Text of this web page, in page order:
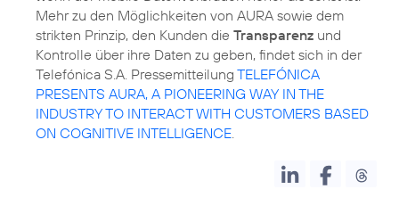
Mehr zu den Möglichkeiten von AURA sowie dem
strikten Prinzip, den Kunden die Transparenz und
Kontrolle über ihre Daten zu geben, findet sich in der
Telefónica S.A. Pressemitteilung TELEFÓNICA
PRESENTS AURA, A PIONEERING WAY IN THE
INDUSTRY TO INTERACT WITH CUSTOMERS BASED
ON COGNITIVE INTELLIGENCE